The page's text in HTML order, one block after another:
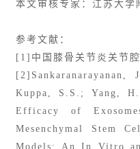
本文审核专家：江苏大学
参考文献：
[1]中国膝骨关节炎关节
Kuppa, S.S.; Yang,
Efficacy of
Mesenchymal Stem
Models: An In Vitro